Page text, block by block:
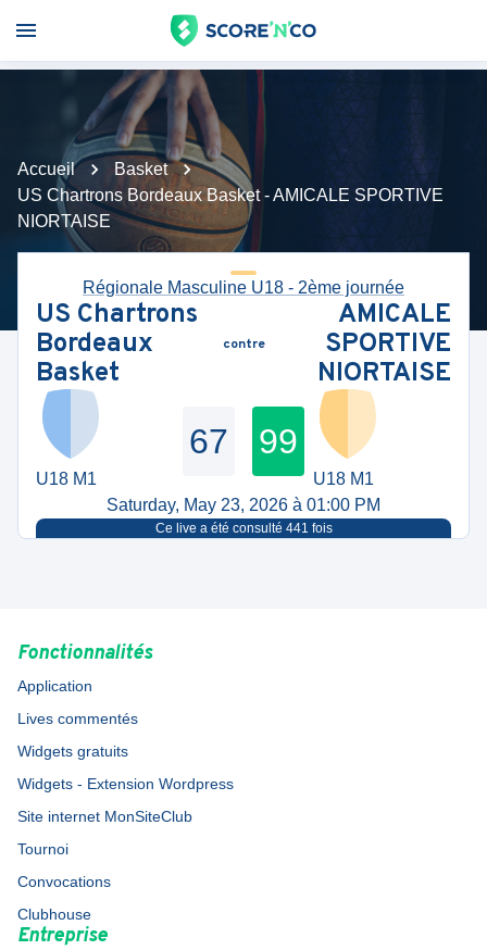
Accueil
Basket
US Chartrons Bordeaux Basket - AMICALE SPORTIVE
NIORTAISE
Régionale Masculine U18 - 2ème journée
US Chartrons
Bordeaux
Basket
contre
AMICALE
SPORTIVE
NIORTAISE
U18 M1
67 99
U18 M1
Saturday, May 23, 2026 à 01:00 PM
Ce live a été consulté 441 fois
Fonctionnalités
Application
Lives commentés
Widgets gratuits
Widgets - Extension Wordpress
Site internet MonSiteClub
Tournoi
Convocations
Clubhouse
Entreprise